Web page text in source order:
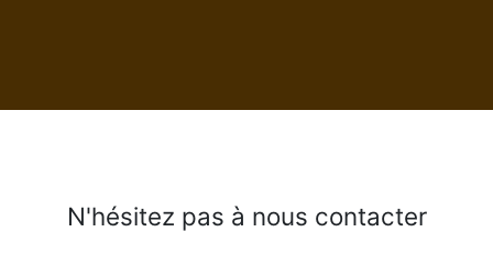
N'hésitez pas à nous contacter